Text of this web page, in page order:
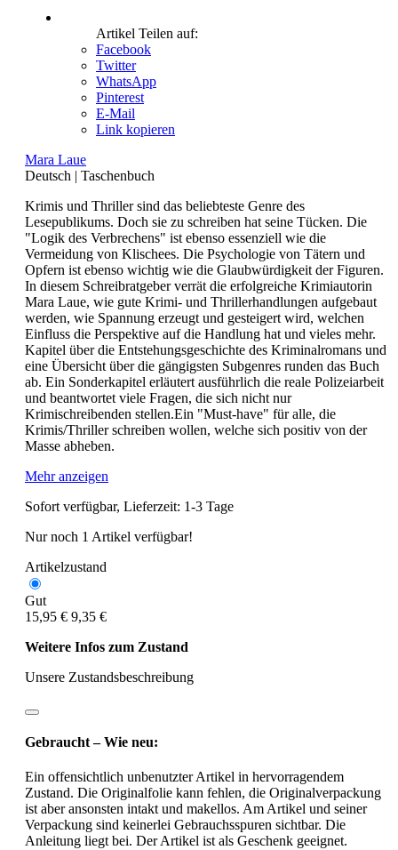
Artikel Teilen auf:
Facebook
Twitter
WhatsApp
Pinterest
E-Mail
Link kopieren
Mara Laue
Deutsch | Taschenbuch
Krimis und Thriller sind das beliebteste Genre des
Lesepublikums. Doch sie zu schreiben hat seine Tücken. Die
"Logik des Verbrechens" ist ebenso essenziell wie die
Vermeidung von Klischees. Die Psychologie von Tätern und
Opfern ist ebenso wichtig wie die Glaubwürdigkeit der Figuren.
In diesem Schreibratgeber verrät die erfolgreiche Krimiautorin
Mara Laue, wie gute Krimi- und Thrillerhandlungen aufgebaut
werden, wie Spannung erzeugt und gesteigert wird, welchen
Einfluss die Perspektive auf die Handlung hat und vieles mehr.
Kapitel über die Entstehungsgeschichte des Kriminalromans und
eine Übersicht über die gängigsten Subgenres runden das Buch
ab. Ein Sonderkapitel erläutert ausführlich die reale Polizeiarbeit
und beantwortet viele Fragen, die sich nicht nur
Krimischreibenden stellen.Ein "Must-have" für alle, die
Krimis/Thriller schreiben wollen, welche sich positiv von der
Masse abheben.
Mehr anzeigen
Sofort verfügbar, Lieferzeit: 1-3 Tage
Nur noch 1 Artikel verfügbar!
Artikelzustand
Gut
15,95 € 9,35 €
Weitere Infos zum Zustand
Unsere Zustandsbeschreibung
Gebraucht – Wie neu:
Ein offensichtlich unbenutzter Artikel in hervorragendem
Zustand. Die Originalfolie kann fehlen, die Originalverpackung
ist aber ansonsten intakt und makellos. Am Artikel und seiner
Verpackung sind keinerlei Gebrauchsspuren sichtbar. Die
Anleitung liegt bei. Der Artikel ist als Geschenk geeignet.